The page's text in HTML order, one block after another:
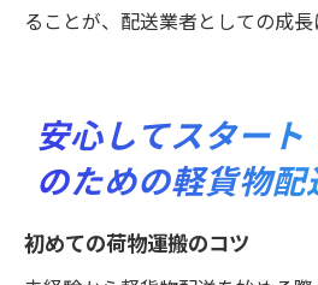
ることが、配送業者としての成長
安心してスター
のための軽貨物
初めての荷物運搬のコツ